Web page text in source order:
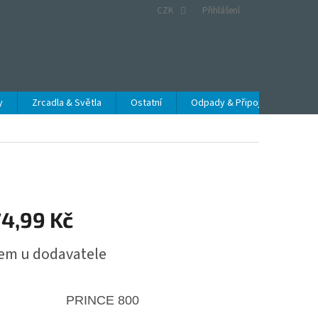
CZK Přihlášení
Zrcadla & Světla Ostatní Odpady & Připojení
Kč
u dodavatele
PRINCE 800